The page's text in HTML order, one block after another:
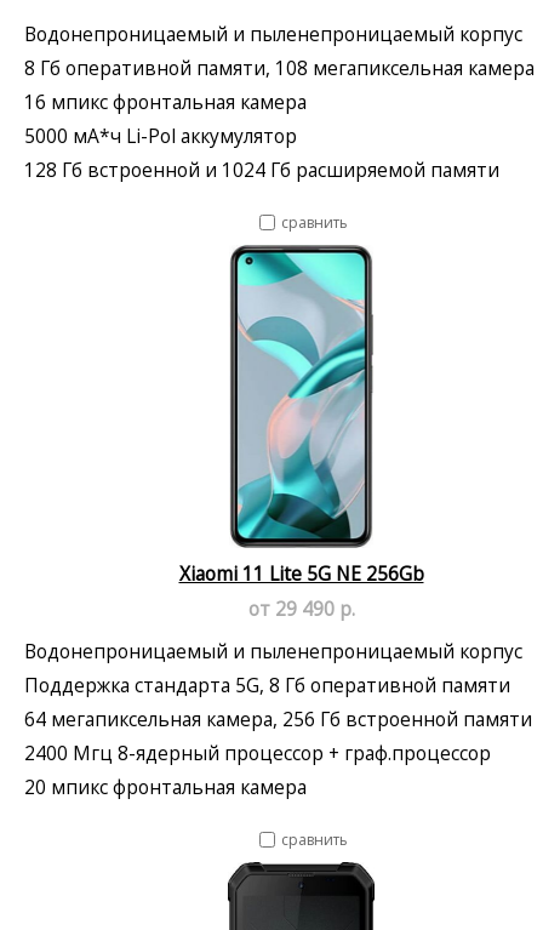
Водонепроницаемый и пыленепроницаемый корпус
8 Гб оперативной памяти, 108 мегапиксельная камера
16 мпикс фронтальная камера
5000 мА*ч Li-Pol аккумулятор
128 Гб встроенной и 1024 Гб расширяемой памяти
сравнить
Xiaomi 11 Lite 5G NE 256Gb
от 29 490 р.
Водонепроницаемый и пыленепроницаемый корпус
Поддержка стандарта 5G, 8 Гб оперативной памяти
64 мегапиксельная камера, 256 Гб встроенной памяти
2400 Мгц 8-ядерный процессор + граф.процессор
20 мпикс фронтальная камера
сравнить